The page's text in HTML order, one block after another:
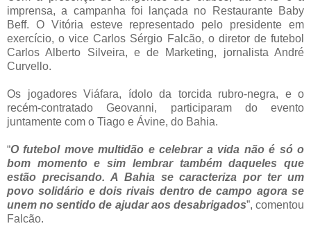
imprensa, a campanha foi lançada no Restaurante Baby
Beff. O Vitória esteve representado pelo presidente em
exercício, o vice Carlos Sérgio Falcão, o diretor de futebol
Carlos Alberto Silveira, e de Marketing, jornalista André
Curvello.
Os jogadores Viáfara, ídolo da torcida rubro-negra, e o
recém-contratado Geovanni, participaram do evento
juntamente com o Tiago e Ávine, do Bahia.
“O futebol move multidão e celebrar a vida não é só o
bom momento e sim lembrar também daqueles que
estão precisando. A Bahia se caracteriza por ter um
povo solidário e dois rivais dentro de campo agora se
unem no sentido de ajudar aos desabrigados”, comentou
Falcão.